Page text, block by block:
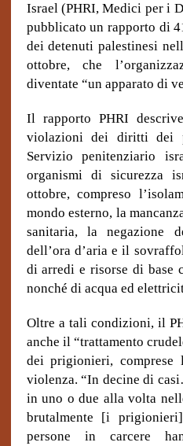
Israel (PHRI, Medici per i
pubblicato un rapporto di
dei detenuti palestinesi
ottobre, che
diventate “un apparato di
Il rapporto PHRI
violazioni dei diritti dei
Servizio penitenziario
organismi di sicurezza
ottobre, compreso
mondo esterno, la
sanitaria, la negazione
dell’ora d’aria e il
di arredi e risorse di base
nonché di acqua ed
Oltre a tali condizioni, il
anche il “trattamento
dei prigionieri, comprese
violenza. “In decine di
in uno o due alla volta
brutalmente [i
persone in carcere